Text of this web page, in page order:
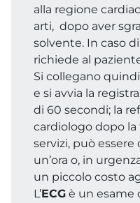
alla regione
arti, dopo aver
solvente. In caso
richiede al
Si collegano
e si avvia la
di 60 secondi; la
cardiologo dopo
servizi, può
un’ora o, in
un piccolo costo
L’ECG è un esame